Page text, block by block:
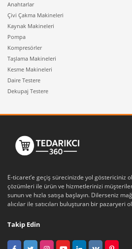
Anahtarlar
Çivi Çakma Makineleri
Kaynak Makineleri
Pompa
Kompresörler
Taşlama Makineleri
Kesme Makineleri
Daire Testere
Dekupaj Testere
E-ticaret’e geçiş sürecinizde yol göstericiniz
çözümleri ile ürün ve hizmetlerinizi
sunun ve hızla satışa başlayın. Dilerseniz
alıcılar ile satıcıları buluşturan bir pazaryeri
Takip Edin